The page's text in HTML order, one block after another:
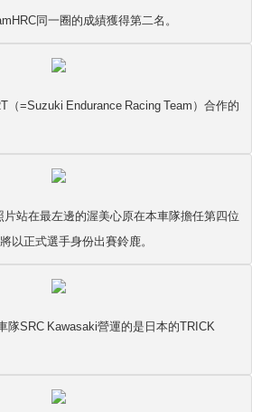
同一圈的成績獲得第二名。
（=Suzuki Endurance Racing Team）合作的
站在最左邊的渥美心原在本車隊擔任第四位
以正式選手身份出賽鈴鹿。
隊SRC Kawasaki營運的是日本的TRICK